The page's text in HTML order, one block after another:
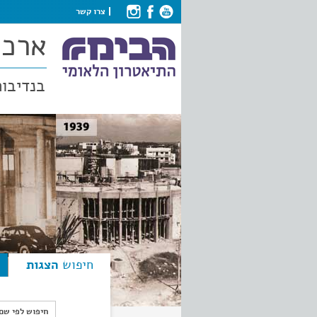
צרו קשר
חיפוש הצגות
חיפוש לפי